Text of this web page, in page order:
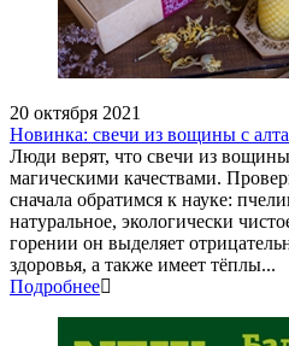
20 октября 2021
Новинка: свечи из вощины с
Люди верят, что свечи из
магическими качествами.
сначала обратимся к науке:
натуральное, экологически
горении он выделяет
здоровья, а также имеет тёплы...
Подробнее